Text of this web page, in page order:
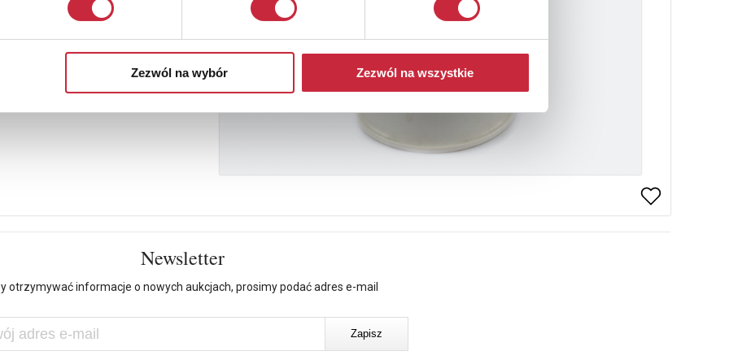
Zezwól na wybór Zezwól na wszystkie
Newsletter
otrzymywać informacje o nowych aukcjach, prosimy podać adres e-mail